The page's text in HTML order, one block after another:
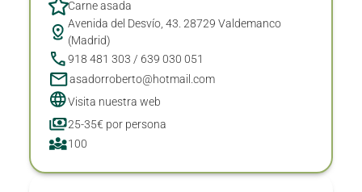
Carne asada
Avenida del Desvío, 43. 28729 Valdemanco
(Madrid)
918 481 303 / 639 030 051
asadorroberto@hotmail.com
Visita nuestra web
25-35€ por persona
100